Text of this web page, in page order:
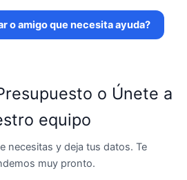
o amigo que necesita ayuda?
o Únete a
equipo
necesitas y deja tus datos. Te
muy pronto.